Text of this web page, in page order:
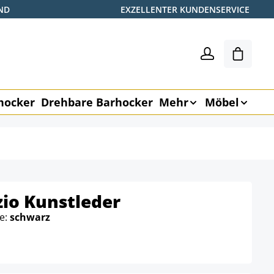
EXZELLENTER KUNDENSERVICE
Drehbare Barhocker Mehr Möbel
Kunstleder
schwarz